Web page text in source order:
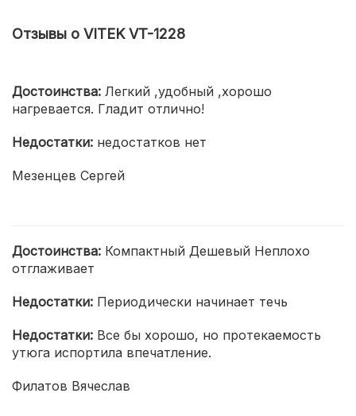
Отзывы о VITEK VT-1228
Достоинства: Легкий ,удобный ,хорошо
нагревается. Гладит отлично!
Недостатки: недостатков нет
Мезенцев Сергей
Достоинства: Компактный Дешевый Неплохо
отглаживает
Недостатки: Периодически начинает течь
Недостатки: Все бы хорошо, но протекаемость
утюга испортила впечатление.
Филатов Вячеслав